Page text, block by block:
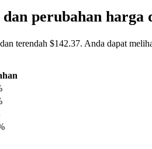
perubahan harga
terendah $142.37. Anda dapat